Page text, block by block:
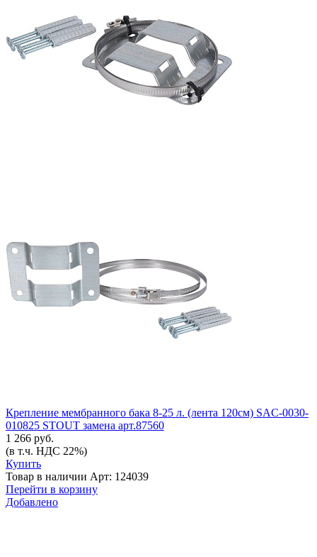
Крепление мембранного бака 8-25 л. (лента 120см) SAC-0030-
010825 STOUT замена арт.87560
1 266 руб.
(в т.ч. НДС 22%)
Купить
Товар в наличии Арт: 124039
Перейти в корзину
Добавлено